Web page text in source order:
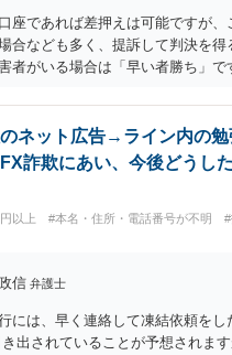
動的・強制的に相手方の資産を見
してくれるわけでもありません。
返金してもらえることになった場
ょうか？ 当然にはそうはなりま
はありません。
座であれば差押えは可能ですが、
合なども多く、提訴して判決を得
者がいる場合は「早い者勝ち」
りません。その法人が特定でき
ですので、弁護士へ相談した方が
ネット広告→ライン内の勉
詐欺にあい、今後どうし
以上 #本名・住所・電話番号が不明
信 弁護士
には、早く連絡して凍結依頼をし
出されていることが予想されま